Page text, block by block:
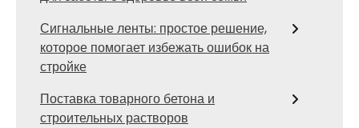
Сигнальные ленты: простое решение,
которое помогает избежать ошибок на
стройке
Поставка товарного бетона и
строительных растворов